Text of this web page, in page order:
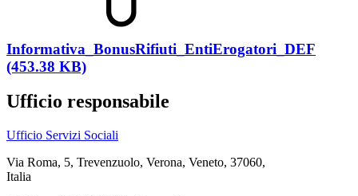
Informativa_BonusRifiuti_EntiErogatori_DEF
(453.38 KB)
Ufficio responsabile
Ufficio Servizi Sociali
Via Roma, 5, Trevenzuolo, Verona, Veneto, 37060,
Italia